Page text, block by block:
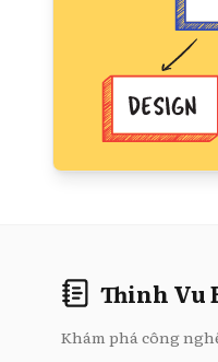
Thinh Vu
Khám phá công